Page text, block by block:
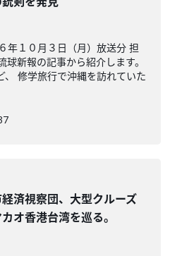
１０月３日（月）放送分 担
球新報の記事から紹介します。
、 修学旅行で沖縄を訪れていた
経済視察団、大型クルーズ
オ香港台湾を巡る。